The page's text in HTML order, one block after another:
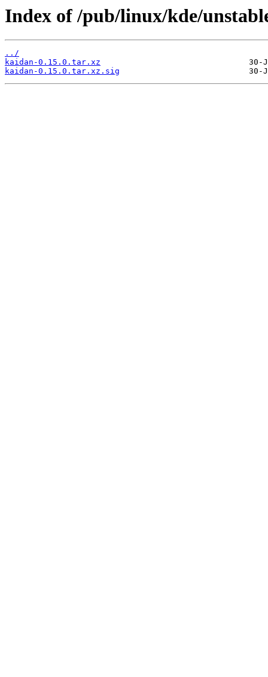
Index of /pub/linux/kde/
../
kaidan-0.15.0.tar.xz
kaidan-0.15.0.tar.xz.sig